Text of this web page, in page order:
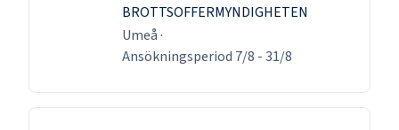
BROTTSOFFERMYNDIGHETEN
Umeå ·
Ansökningsperiod 7/8 -31/8